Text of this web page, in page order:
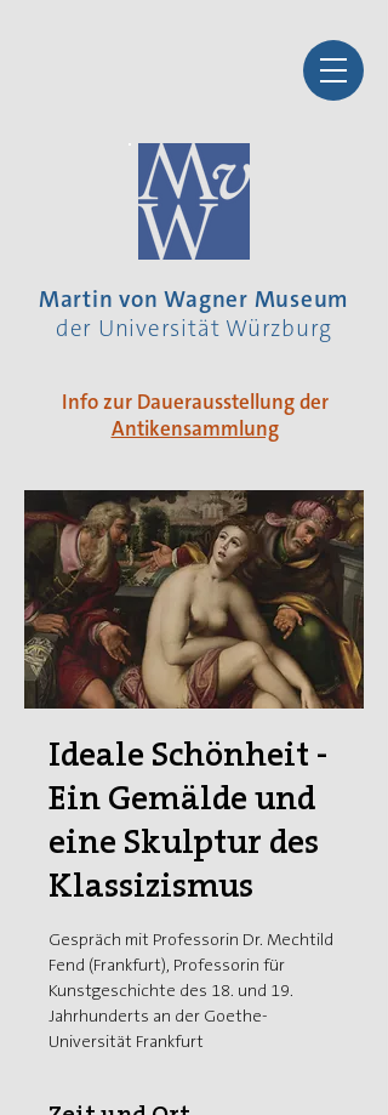
Martin von Wagner Museum
der Universität Würzburg
Info zur Dauerausstellung der
Antikensammlung
Ideale Schönheit -
Ein Gemälde und
eine Skulptur des
Klassizismus
Gespräch mit Professorin Dr. Mechtild
Fend (Frankfurt), Professorin für
Kunstgeschichte des 18. und 19.
Jahrhunderts an der Goethe-
Universität Frankfurt